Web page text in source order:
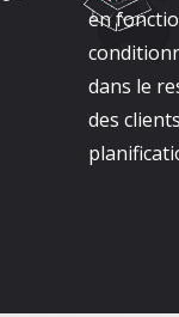
en
dans le
des